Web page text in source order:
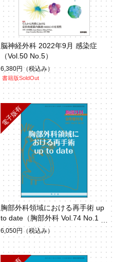
脳神経外科 2022年9月 感染症
（Vol.50 No.5）
6,380円 （税込み）
書籍版SoldOut
胸部外科領域における再手術 up
to date（胸部外科 Vol.74 No.1
0）
6,050円 （税込み）